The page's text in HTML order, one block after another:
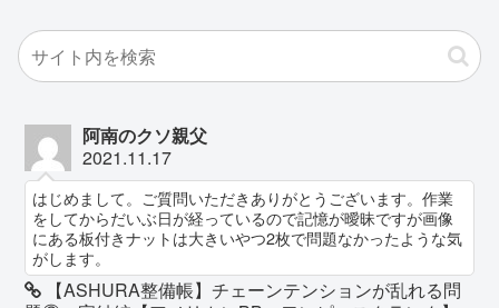
阿南のクソ親父
2021.11.17
はじめまして。ご質問いただきありがとうございます。作業
をしてからだいぶ日が経っているので記憶が曖昧ですが画像
にある板付きナットは大きいやつ2枚で問題なかったような気
がします。
【ASHURA整備帳】チェーンテンションが乱れる問